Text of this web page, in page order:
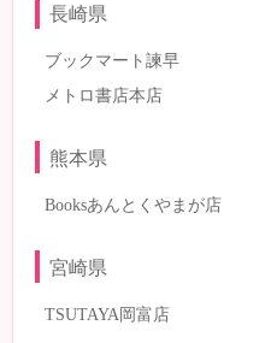
長崎県
ブックマート諫早
メトロ書店本店
熊本県
Booksあんとくやまが店
宮崎県
TSUTAYA岡富店